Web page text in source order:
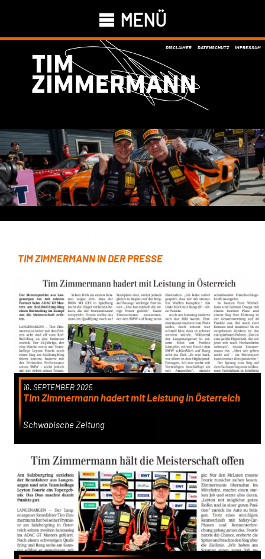
MENÜ
DISCLAIMER DATENSCHUTZ IMPRESSUM
TIM ZIMMERMANN IN DER PRESSE
16. SEPTEMBER 2025
Tim Zimmermann hadert mit Leistung in Österreich
Schwäbische Zeitung